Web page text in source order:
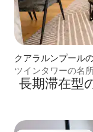
クアラルンプール
ツインタワーの名
ス
長期滞在型